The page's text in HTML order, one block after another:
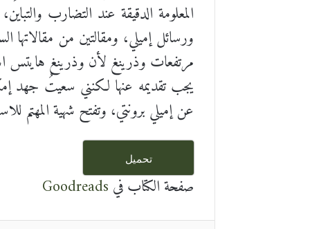
المعلومة الدقيقة عند التضارب
ورسائل إميلي، ومقالتين من
مرتفعات وذرينغ لأن وذرينغ هايتس
يجب تقديمه عنها لكنني سعيتُ جهد
عن إميلي برونتي، وتفتح شهية المهتم
تحميل
صفحة الكتاب في Goodreads